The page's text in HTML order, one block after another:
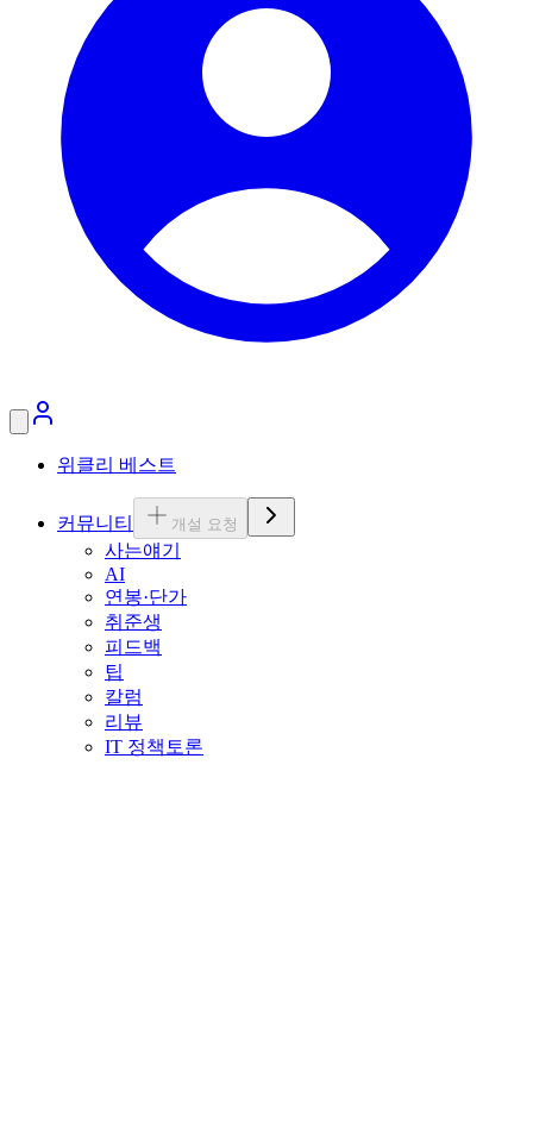
위클리 베스트
커뮤니티 개설 요청
사는얘기
AI
연봉·단가
취준생
피드백
팁
칼럼
리뷰
IT 정책토론